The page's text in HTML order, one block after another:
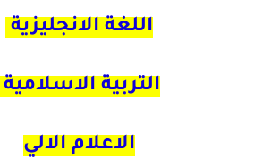
اللغة الانجليزية
التربية الاسلامية
الاعلام الالي